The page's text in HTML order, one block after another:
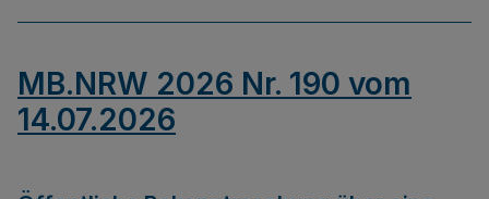
MB.NRW 2026 Nr. 190 vom
14.07.2026